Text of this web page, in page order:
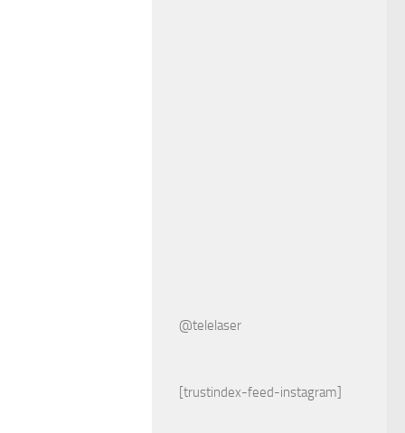
@telelaser
[trustindex-feed-instagram]